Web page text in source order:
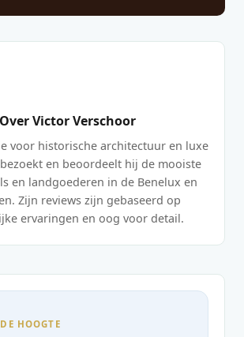
Over Victor Verschoor
voor historische architectuur en luxe
en beoordeelt hij de mooiste
en landgoederen in de Benelux en
Zijn reviews zijn gebaseerd op
ervaringen en oog voor detail.
HOOGTE